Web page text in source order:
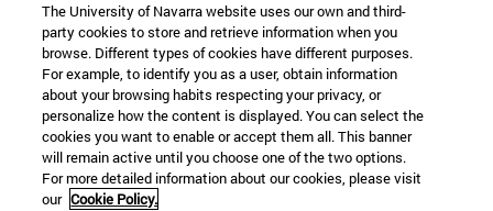
The University of Navarra website uses our own and third-
party cookies to store and retrieve information when you
browse. Different types of cookies have different purposes.
For example, to identify you as a user, obtain information
about your browsing habits respecting your privacy, or
personalize how the content is displayed. You can select the
cookies you want to enable or accept them all. This banner
will remain active until you choose one of the two options.
For more detailed information about our cookies, please visit
our Cookie Policy.